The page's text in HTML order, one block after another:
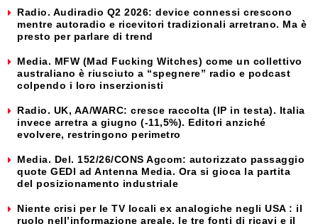
Radio. Audiradio Q2 2026: device connessi crescono
mentre autoradio e ricevitori tradizionali arretrano. Ma è
presto per parlare di trend
Media. MFW (Mad Fucking Witches) come un collettivo
australiano è riusciuto a “spegnere” radio e podcast
colpendo i loro inserzionisti
Radio. UK, AA/WARC: cresce raccolta (IP in testa). Italia
invece arretra a giugno (-11,5%). Editori anziché
evolvere, restringono perimetro
Media. Del. 152/26/CONS Agcom: autorizzato passaggio
quote GEDI ad Antenna Media. Ora si gioca la partita
del posizionamento industriale
Niente crisi per le TV locali ex analogiche negli USA : il
ruolo nell’informazione areale, le tre fonti di ricavi e il